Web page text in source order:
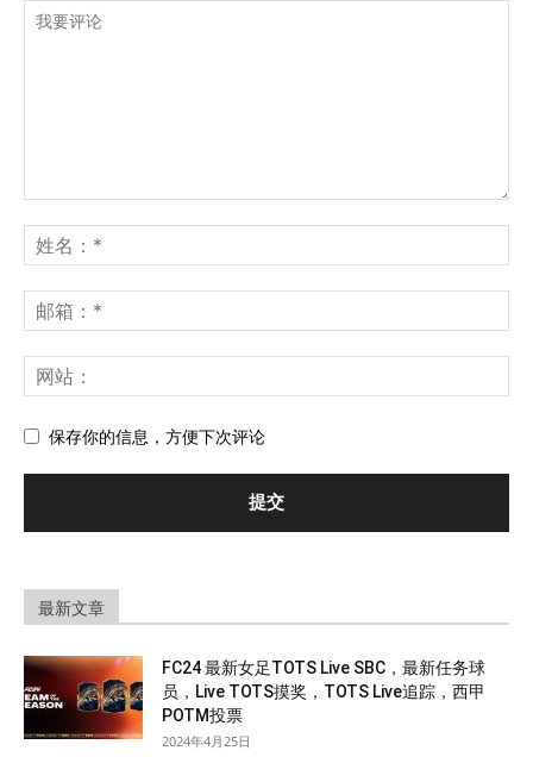
保存你的信息，方便下次评论
最新文章
FC24 最新女足TOTS Live SBC，最新任务球
员，Live TOTS摸奖，TOTS Live追踪，西甲
POTM投票
2024年4月25日